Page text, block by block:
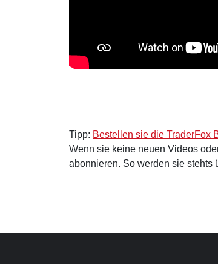
Tipp: Bestellen sie die TraderFox
Wenn sie keine neuen Videos
abonnieren. So werden sie stehts